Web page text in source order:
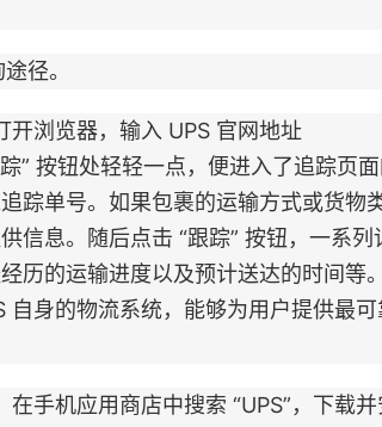
径。
浏览器，输入 UPS 官网地址
按钮处轻轻一点，便进入了追踪页
踪单号。如果包裹的运输方式或货物
信息。随后点击 “跟踪” 按钮，一系列
历的运输进度以及预计送达的时间等
身的物流系统，能够为用户提供最可
手机应用商店中搜索 “UPS”，下载并